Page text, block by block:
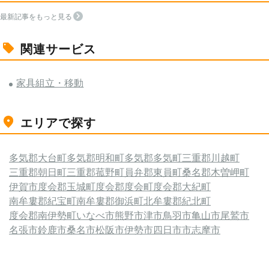
最新記事をもっと見る
関連サービス
家具組立・移動
エリアで探す
多気郡大台町多気郡明和町多気郡多気町三重郡川越町
三重郡朝日町三重郡菰野町員弁郡東員町桑名郡木曽岬町
伊賀市度会郡玉城町度会郡度会町度会郡大紀町
南牟婁郡紀宝町南牟婁郡御浜町北牟婁郡紀北町
度会郡南伊勢町いなべ市熊野市津市鳥羽市亀山市尾鷲市
名張市鈴鹿市桑名市松阪市伊勢市四日市市志摩市